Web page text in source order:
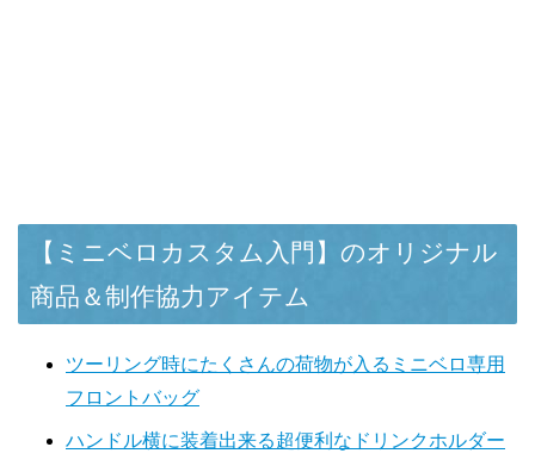
【ミニベロカスタム入門】のオリジナル
商品＆制作協力アイテム
ツーリング時にたくさんの荷物が入るミニベロ専用
フロントバッグ
ハンドル横に装着出来る超便利なドリンクホルダー